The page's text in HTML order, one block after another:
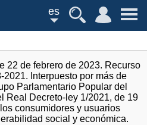
es
22 de febrero de 2023. Recurso
Interpuesto por más de
Parlamentario Popular del
Real Decreto-ley 1/2021, de 19
consumidores y usuarios
social y económica.